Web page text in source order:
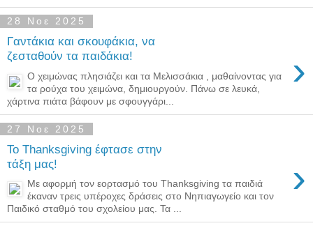
28 Νοε 2025
Γαντάκια και σκουφάκια, να
ζεσταθούν τα παιδάκια!
›
Ο χειμώνας πλησιάζει και τα Μελισσάκια , μαθαίνοντας για
τα ρούχα του χειμώνα, δημιουργούν. Πάνω σε λευκά,
χάρτινα πιάτα βάφουν με σφουγγάρι...
27 Νοε 2025
Το Thanksgiving έφτασε στην
τάξη μας!
›
Με αφορμή τον εορτασμό του Thanksgiving τα παιδιά
έκαναν τρεις υπέροχες δράσεις στο Νηπιαγωγείο και τον
Παιδικό σταθμό του σχολείου μας. Τα ...